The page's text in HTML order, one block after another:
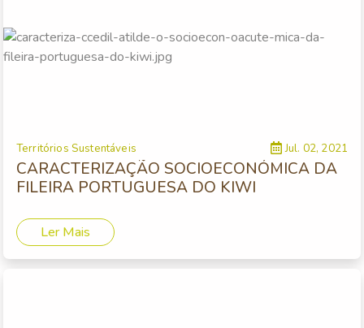
Territórios Sustentáveis Jul. 02, 2021
CARACTERIZAÇÃO SOCIOECONÓMICA DA
FILEIRA PORTUGUESA DO KIWI
Ler Mais